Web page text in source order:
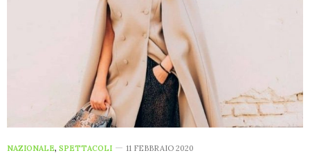
NAZIONALE, SPETTACOLI 11 FEBBRAIO 2020